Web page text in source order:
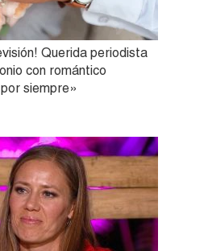
Querida periodista
con romántico
siempre»